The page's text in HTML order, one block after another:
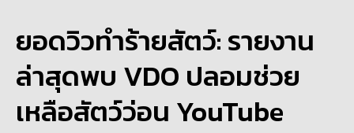
ยอดวิวทำร้ายสัตว์: รายงาน
ล่าสุดพบ VDO ปลอมช่วย
เหลือสัตว์ว่อน YouTube